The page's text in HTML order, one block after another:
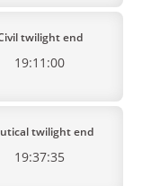
twilight end
19:11:00
twilight end
19:37:35